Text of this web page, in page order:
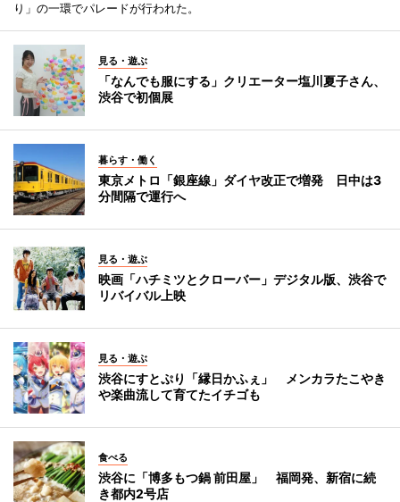
り」の一環でパレードが行われた。
見る・遊ぶ
「なんでも服にする」クリエーター塩川夏子さん、
渋谷で初個展
暮らす・働く
東京メトロ「銀座線」ダイヤ改正で増発 日中は3
分間隔で運行へ
見る・遊ぶ
映画「ハチミツとクローバー」デジタル版、渋谷で
リバイバル上映
見る・遊ぶ
渋谷にすとぷり「縁日かふぇ」 メンカラたこやき
や楽曲流して育てたイチゴも
食べる
渋谷に「博多もつ鍋 前田屋」 福岡発、新宿に続
き都内2号店